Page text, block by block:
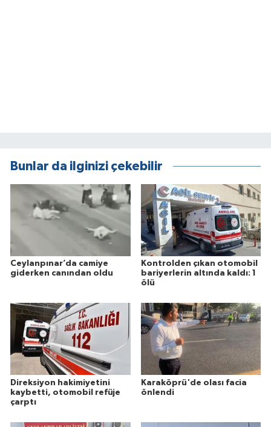
Bunlar da ilginizi çekebilir
Ceylanpınar’da camiye
giderken canından oldu
Kontrolden çıkan otomobil
bariyerlerin altında kaldı: 1
ölü
Direksiyon hakimiyetini
kaybetti, otomobil refüje
çarptı
Karaköprü'de olası facia
önlendi